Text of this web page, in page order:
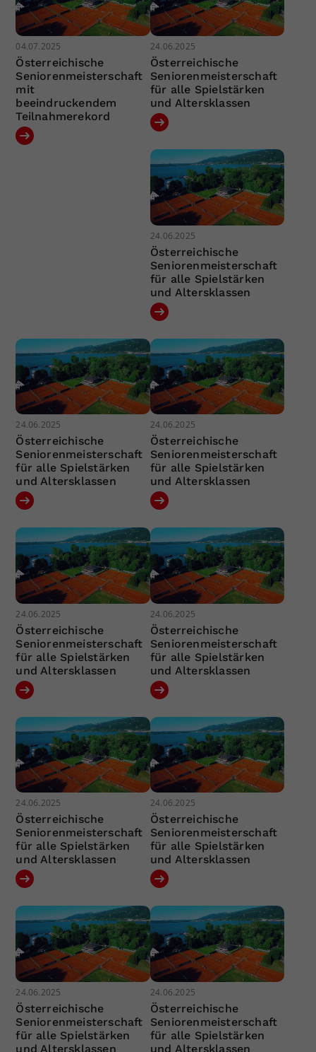
04.07.2025
Österreichische
Seniorenmeisterschaft
mit
beeindruckendem
Teilnahmerekord
24.06.2025
Österreichische
Seniorenmeisterschaft
für alle Spielstärken
und Altersklassen
24.06.2025
Österreichische
Seniorenmeisterschaft
für alle Spielstärken
und Altersklassen
24.06.2025
Österreichische
Seniorenmeisterschaft
für alle Spielstärken
und Altersklassen
24.06.2025
Österreichische
Seniorenmeisterschaft
für alle Spielstärken
und Altersklassen
24.06.2025
Österreichische
Seniorenmeisterschaft
für alle Spielstärken
und Altersklassen
24.06.2025
Österreichische
Seniorenmeisterschaft
für alle Spielstärken
und Altersklassen
24.06.2025
Österreichische
Seniorenmeisterschaft
für alle Spielstärken
und Altersklassen
24.06.2025
Österreichische
Seniorenmeisterschaft
für alle Spielstärken
und Altersklassen
24.06.2025
Österreichische
Seniorenmeisterschaft
für alle Spielstärken
und Altersklassen
24.06.2025
Österreichische
Seniorenmeisterschaft
für alle Spielstärken
und Altersklassen